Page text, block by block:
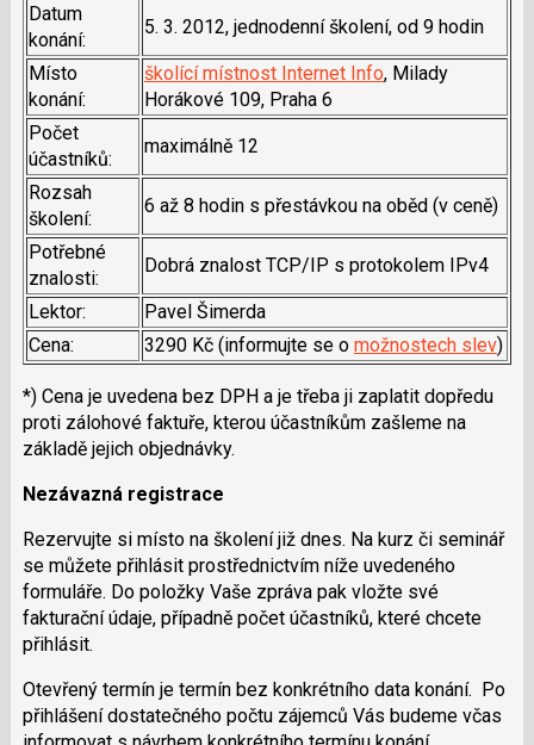
Datum
konání:
5. 3. 2012, jednodenní školení, od 9 hodin
Místo
konání:
školící místnost Internet Info, Milady
Horákové 109, Praha 6
Počet
účastníků:
maximálně 12
Rozsah
školení:
6 až 8 hodin s přestávkou na oběd (v ceně)
Potřebné
znalosti:
Dobrá znalost TCP/IP s protokolem IPv4
Lektor:
Pavel Šimerda
Cena:
3290 Kč (informujte se o možnostech slev)
*) Cena je uvedena bez DPH a je třeba ji zaplatit dopředu
proti zálohové faktuře, kterou účastníkům zašleme na
základě jejich objednávky.
Nezávazná registrace
Rezervujte si místo na školení již dnes. Na kurz či seminář
se můžete přihlásit prostřednictvím níže uvedeného
formuláře. Do položky Vaše zpráva pak vložte své
fakturační údaje, případně počet účastníků, které chcete
přihlásit.
Otevřený termín je termín bez konkrétního data konání. Po
přihlášení dostatečného počtu zájemců Vás budeme včas